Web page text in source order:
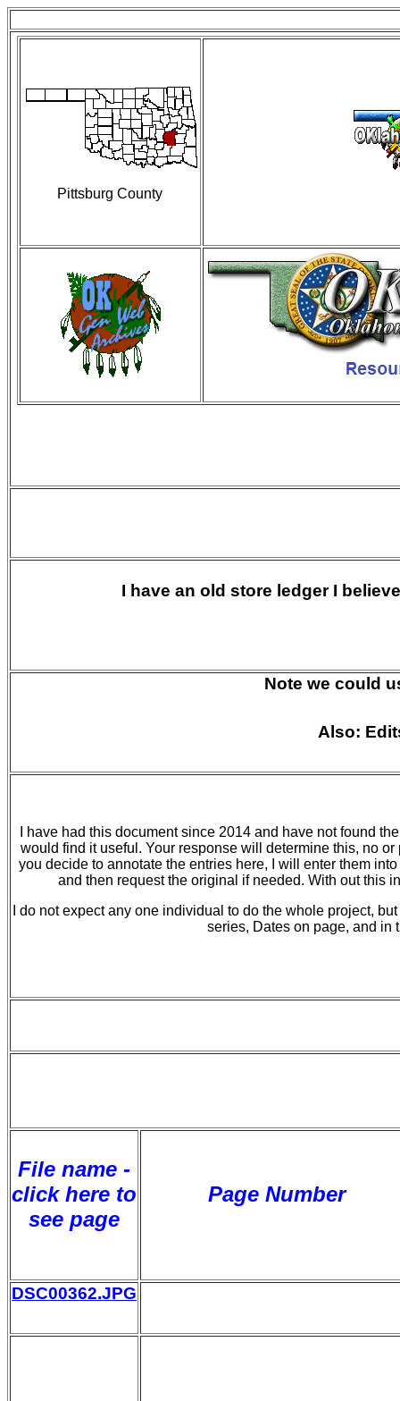
Pittsburg County
I have an old store ledger I
Note we could
Also:
I have had this document since 2014 and have not found
would find it useful. Your response will determine this, no
you decide to annotate the entries here, I will enter them
and then request the original if needed. With out this
I do not expect any one individual to do the whole project,
series, Dates on page, and in
File name -
click here to
see page
Page Number
DSC00362.JPG